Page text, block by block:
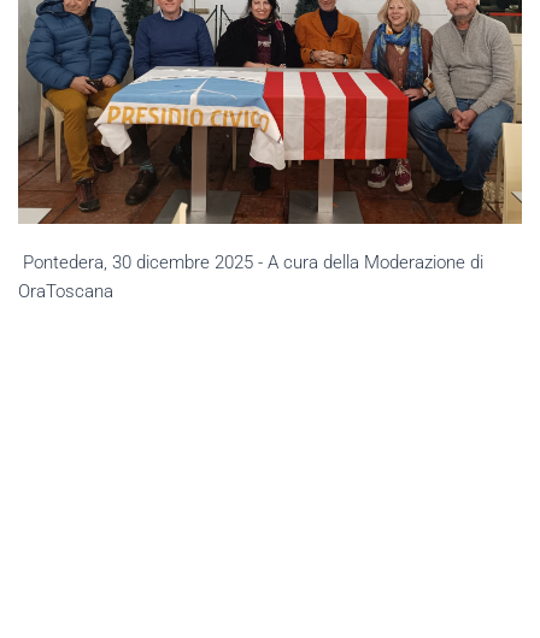
Pontedera, 30 dicembre 2025 - A cura della Moderazione di
OraToscana